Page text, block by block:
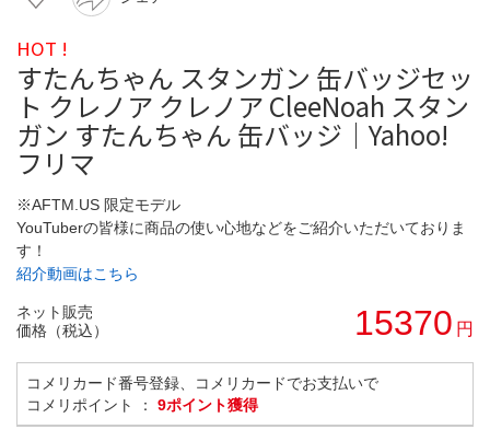
HOT !
すたんちゃん スタンガン 缶バッジセッ
ト クレノア クレノア CleeNoah スタン
ガン すたんちゃん 缶バッジ｜Yahoo!
フリマ
※AFTM.US 限定モデル
YouTuberの皆様に商品の使い心地などをご紹介いただいておりま
す！
紹介動画はこちら
ネット販売
価格（税込）
15370 円
コメリカード番号登録、コメリカードでお支払いで
コメリポイント ： 9ポイント獲得